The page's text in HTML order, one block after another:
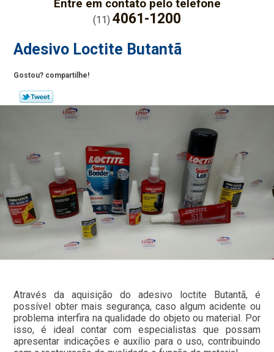
Entre em contato pelo telefone
(11) 4061-1200
Adesivo Loctite Butantã
Gostou? compartilhe!
Através da aquisição do adesivo loctite Butantã, é
possível obter mais segurança, caso algum acidente ou
problema interfira na qualidade do objeto ou material. Por
isso, é ideal contar com especialistas que possam
apresentar indicações e auxílio para o uso, contribuindo